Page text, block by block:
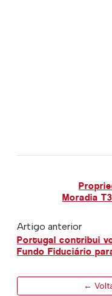
Moradia
Artigo anterior
Portugal contribui
Fundo Fiduciário
←